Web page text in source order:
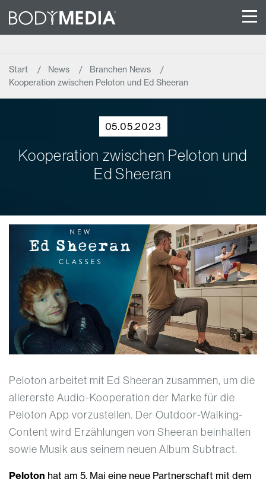
Start News
Branchen News
Kooperation zwischen Peloton und Ed Sheeran
05.05.2023
Kooperation zwischen Peloton und
Ed Sheeran
Peloton arbeitet mit Ed Sheeran zusammen, um die
allererste Audio-Kooperation der Marke für die
Peloton App vorzustellen. Der Outdoor-Walking-
Content wird Erzählungen von Sheeran beinhalten
sowie Musik aus seinem neuen Album Subtract.
Peloton hat am 5. Mai eine neue Partnerschaft mit dem